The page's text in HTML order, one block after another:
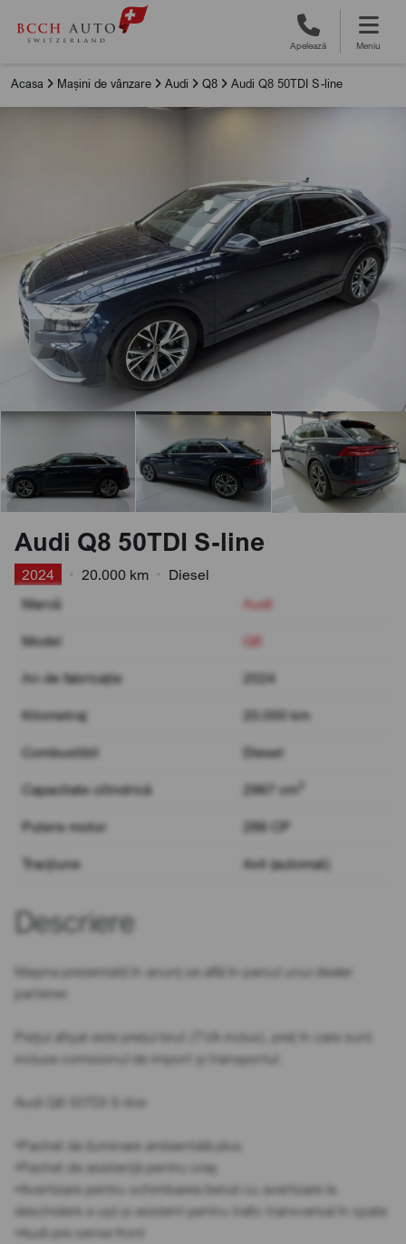
Apelează Meniu
Acasa Mașini de vânzare Audi Q8 Audi Q8 50TDI S-line
Audi Q8 50TDI S-line
2024 20.000 km
Diesel
Marcă
Audi
Model Q8
An de fabricație 2024
Kilometraj 20.000 km
Combustibil Diesel
Capacitate cilindrică 2967 cm
Putere motor 286 CP
Tracțiune 4x4 (automat)
Descriere
Mașina prezentată în anunț se află în parcul unui dealer
partener.
Prețul afișat este prețul brut (TVA inclus), preț în care sunt
incluse comisionul de import și transportul.
Audi Q8 50TDI S-line
•Pachet de iluminare ambientală plus
•Pachet de asistență pentru oraș
•Avertizare pentru schimbarea benzii cu avertizare la
deschidere a ușii și asistent pentru trafic transversal în spate
•Audi pre sense front